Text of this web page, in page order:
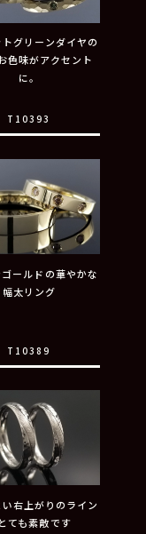
グリーンダイヤの
色味がアクセント
に。
T10393
ールドの華やかな
幅太リング
T10389
右上がりのライン
ても素敵です